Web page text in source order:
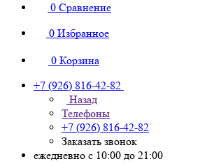
0 Сравнение
0 Избранное
0 Корзина
+7 (926) 816-42-82
Назад
Телефоны
+7 (926) 816-42-82
Заказать звонок
ежедневно с 10:00 до 21:00